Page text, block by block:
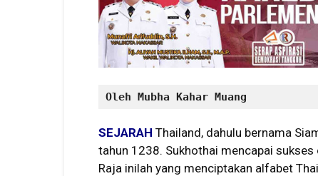
Oleh Mubha Kahar Muang
SEJARAH Thailand, dahulu bernama
tahun 1238. Sukhothai mencapai
Raja inilah yang menciptakan alfabet